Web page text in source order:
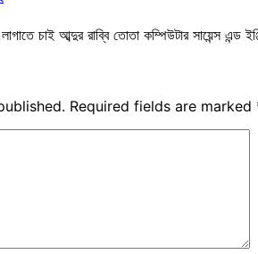
চাই আব্দুর রাব্বি তোতা কম্পিউটার সায়েন্স এন্ড
Required fields are marked